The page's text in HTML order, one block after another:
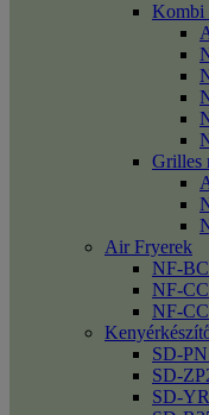
Kombi
Grilles
Air Fryerek
NF-
NF-
NF-
SD-
SD-
SD-